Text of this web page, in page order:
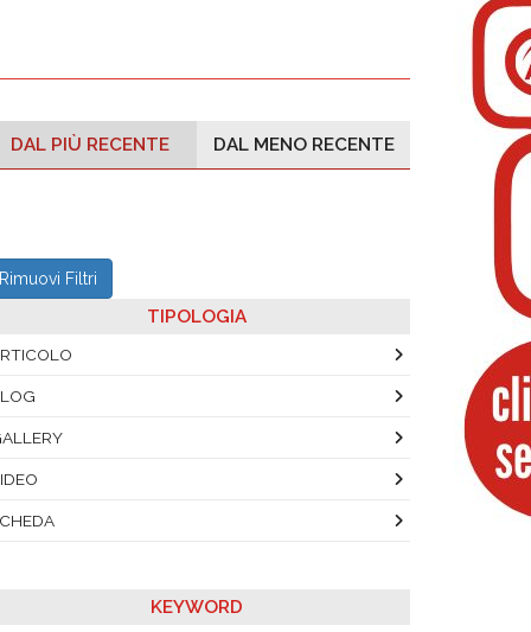
DAL PIÙ RECENTE DAL MENO RECENTE
Rimuovi Filtri
TIPOLOGIA
KEYWORD